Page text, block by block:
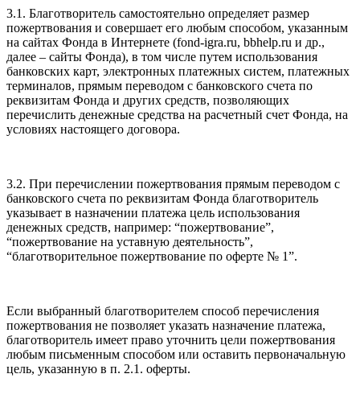
3.1. Благотворитель самостоятельно определяет размер
пожертвования и совершает его любым способом, указанным
на сайтах Фонда в Интернете (fond-igra.ru, bbhelp.ru и др.,
далее – сайты Фонда), в том числе путем использования
банковских карт, электронных платежных систем, платежных
терминалов, прямым переводом с банковского счета по
реквизитам Фонда и других средств, позволяющих
перечислить денежные средства на расчетный счет Фонда, на
условиях настоящего договора.
3.2. При перечислении пожертвования прямым переводом с
банковского счета по реквизитам Фонда благотворитель
указывает в назначении платежа цель использования
денежных средств, например: “пожертвование”,
“пожертвование на уставную деятельность”,
“благотворительное пожертвование по оферте № 1”.
Если выбранный благотворителем способ перечисления
пожертвования не позволяет указать назначение платежа,
благотворитель имеет право уточнить цели пожертвования
любым письменным способом или оставить первоначальную
цель, указанную в п. 2.1. оферты.